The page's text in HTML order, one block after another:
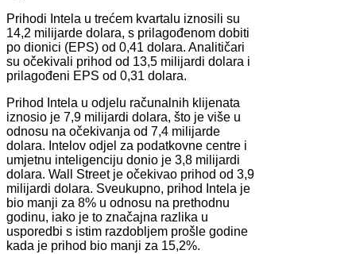
Prihodi Intela u trećem kvartalu iznosili su
14,2 milijarde dolara, s prilagođenom dobiti
po dionici (EPS) od 0,41 dolara. Analitičari
su očekivali prihod od 13,5 milijardi dolara i
prilagođeni EPS od 0,31 dolara.
Prihod Intela u odjelu računalnih klijenata
iznosio je 7,9 milijardi dolara, što je više u
odnosu na očekivanja od 7,4 milijarde
dolara. Intelov odjel za podatkovne centre i
umjetnu inteligenciju donio je 3,8 milijardi
dolara. Wall Street je očekivao prihod od 3,9
milijardi dolara. Sveukupno, prihod Intela je
bio manji za 8% u odnosu na prethodnu
godinu, iako je to značajna razlika u
usporedbi s istim razdobljem prošle godine
kada je prihod bio manji za 15,2%.